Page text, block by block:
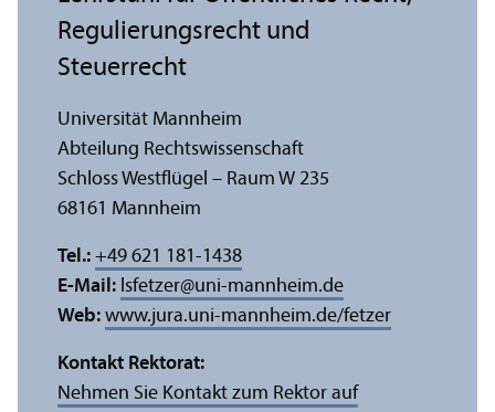
Regulierungs­recht und
Steuerrecht
Universität Mannheim
Abteilung Rechts­wissenschaft
Schloss Westflügel – Raum W 235
68161 Mannheim
Tel.: +49 621 181-1438
E-Mail: lsfetzer@uni-mannheim.de
Web: www.jura.uni-mannheim.de/fetzer
Kontakt Rektorat:
Nehmen Sie Kontakt zum Rektor auf